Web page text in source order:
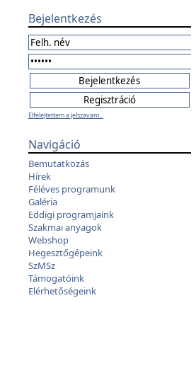
Bejelentkezés
Elfelejtettem a jelszavam...
Navigáció
Bemutatkozás
Hírek
Féléves programunk
Galéria
Eddigi programjaink
Szakmai anyagok
Webshop
Hegesztőgépeink
SzMSz
Támogatóink
Elérhetőségeink